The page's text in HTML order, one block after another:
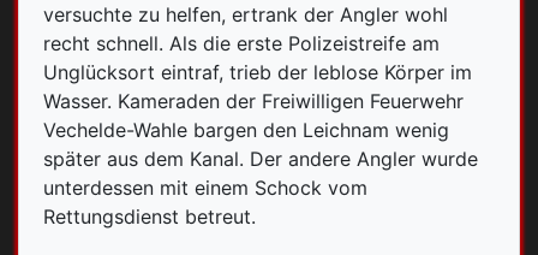
versuchte zu helfen, ertrank der Angler wohl
recht schnell. Als die erste Polizeistreife am
Unglücksort eintraf, trieb der leblose Körper im
Wasser. Kameraden der Freiwilligen Feuerwehr
Vechelde-Wahle bargen den Leichnam wenig
später aus dem Kanal. Der andere Angler wurde
unterdessen mit einem Schock vom
Rettungsdienst betreut.